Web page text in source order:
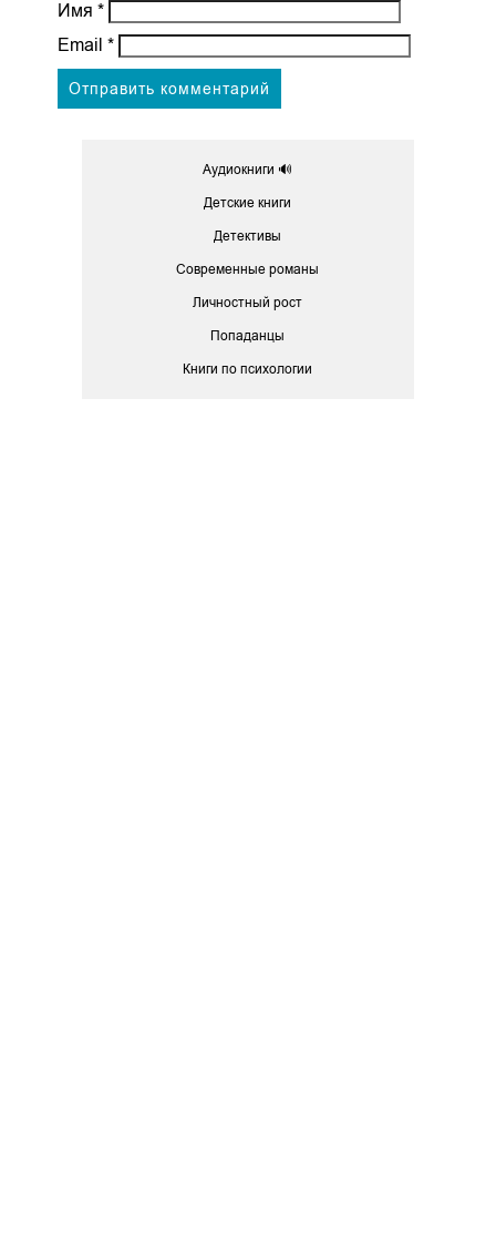
Имя *
Email *
Аудиокниги 🔊
Детские книги
Детективы
Современные романы
Личностный рост
Попаданцы
Книги по психологии